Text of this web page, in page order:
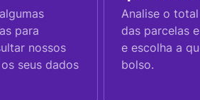
para
nossos
seus dados
Analise o
das parcelas
e escolha a
bolso.